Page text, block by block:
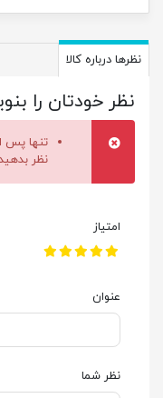
نظرها درباره کالا
نظر خودتان را
تنها پس
نظر
امتیاز
عنوان
نظر شما